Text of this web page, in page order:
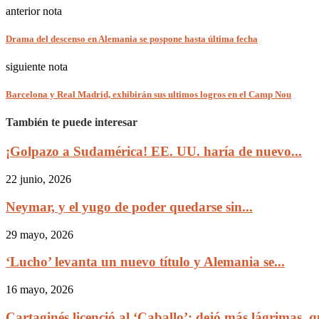
anterior nota
Drama del descenso en Alemania se pospone hasta última fecha
siguiente nota
Barcelona y Real Madrid, exhibirán sus ultimos logros en el Camp Nou
También te puede interesar
¡Golpazo a Sudamérica! EE. UU. haría de nuevo...
22 junio, 2026
Neymar, y el yugo de poder quedarse sin...
29 mayo, 2026
‘Lucho’ levanta un nuevo título y Alemania se...
16 mayo, 2026